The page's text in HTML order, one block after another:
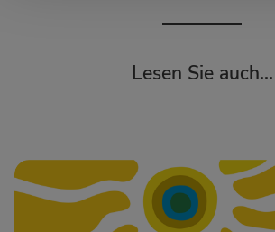
Lesen Sie auch...